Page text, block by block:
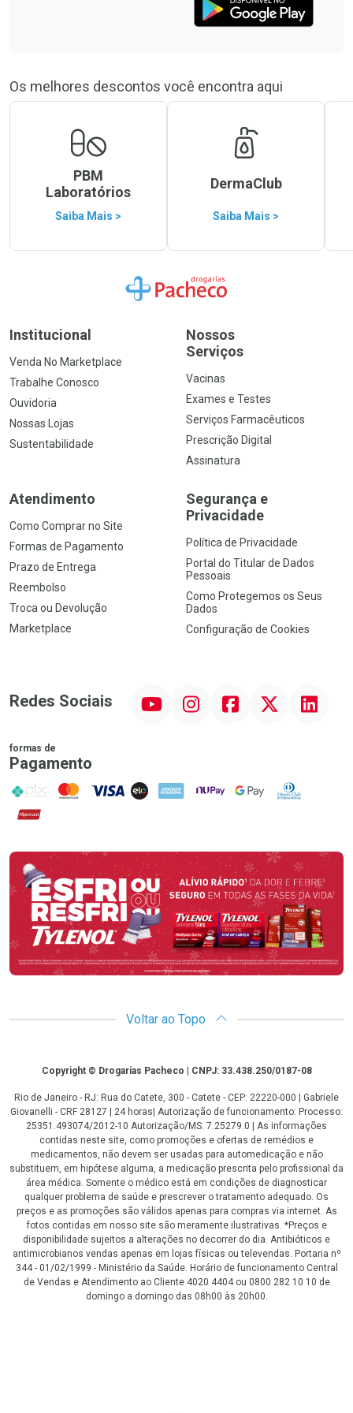
Os melhores descontos você encontra aqui
PBM
Laboratórios
Saiba Mais >
DermaClub
Saiba Mais >
Ir para a Home
Institucional
Venda No Marketplace
Trabalhe Conosco
Ouvidoria
Nossas Lojas
Sustentabilidade
Nossos
Serviços
Vacinas
Exames e Testes
Serviços Farmacêuticos
Prescrição Digital
Assinatura
Atendimento
Como Comprar no Site
Formas de Pagamento
Prazo de Entrega
Reembolso
Troca ou Devolução
Marketplace
Segurança e
Privacidade
Política de Privacidade
Portal do Titular de Dados
Pessoais
Como Protegemos os Seus
Dados
Configuração de Cookies
Redes Sociais InstagramFacebookTwitter Linkedin
formas de
Pagamento
PIX MasterCard
VISA ELO AMEX NuPay Google PayDiners Club
Hipercard
Promoção em Destaque
Voltar ao Topo
CopyrightCopyright © Drogarias Pacheco | CNPJ: 33.438.250/0187-08
Rio de Janeiro - RJ: Rua do Catete, 300 - Catete - CEP: 22220-000 | Gabriele
Giovanelli - CRF 28127 | 24 horas| Autorização de funcionamento: Processo:
25351.493074/2012-10 Autorização/MS: 7.25279.0 | As informações
contidas neste site, como promoções e ofertas de remédios e
medicamentos, não devem ser usadas para automedicação e não
substituem, em hipótese alguma, a medicação prescrita pelo profissional da
área médica. Somente o médico está em condições de diagnosticar
qualquer problema de saúde e prescrever o tratamento adequado. Os
preços e as promoções são válidos apenas para compras via internet. As
fotos contidas em nosso site são meramente ilustrativas. *Preços e
disponibilidade sujeitos a alterações no decorrer do dia. Antibióticos e
antimicrobianos vendas apenas em lojas físicas ou televendas. Portaria nº
344 - 01/02/1999 - Ministério da Saúde. Horário de funcionamento Central
de Vendas e Atendimento ao Cliente 4020 4404 ou 0800 282 10 10 de
domingo a domingo das 08h00 às 20h00.